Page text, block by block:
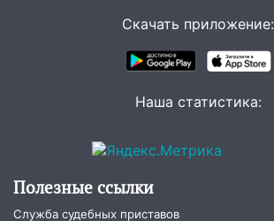
попал мужчина
В Радищевском районе
хозяйственные постройки
В Канадее горел жилой
уничтожено четыре
регионе
Скачать приложение:
Наша статистика:
Полезные ссылки
Служба судебных приставов